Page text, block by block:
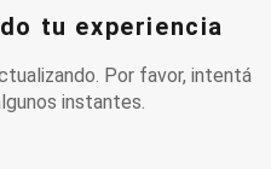
tu experiencia
Por favor, intentá
instantes.